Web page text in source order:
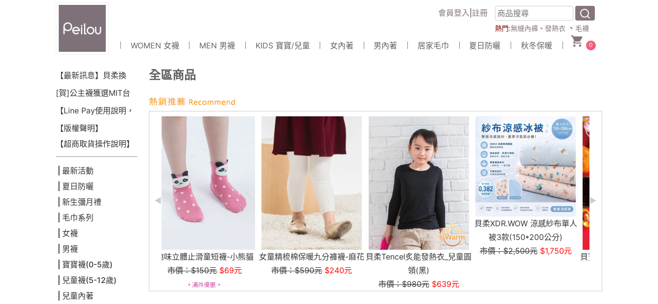
會員登入 註冊
熱門:無縫內褲 、 發熱衣 、 毛襪
WOMEN 女襪 MEN 男襪 KIDS 寶寶/兒童 女內著 男內著 居家毛巾 夏日防曬 秋冬保暖 0
【最新訊息】貝柔換
LOGO囉~!
[賀]公主襪獲選MIT台
灣金選獎(2018)
【Line Pay使用說明，
可點數折抵】
【版權聲明】
【超商取貨操作說明】
最新活動
夏日防曬
新生彌月禮
毛巾系列
女襪
男襪
寶寶襪(0-5歲)
兒童襪(5-12歲)
兒童內著
全區商品
趣味立體止滑童短襪-小熊貓
市價：$150元
女童精梳棉保暖九分褲襪-麻花
市價：$590元 $240元
貝柔Tencel炙能發熱衣_兒童圓
領(黑)
貝柔XDR.WOW 涼感紗布單人
被3款(150*200公分)
市價：$2,500元 $1,750元
貝寶(3雙)新年春節寶寶派對襪